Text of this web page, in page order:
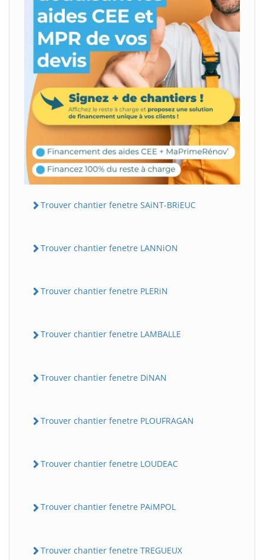
Trouver chantier fenetre SAiNT-BRiEUC
Trouver chantier fenetre LANNiON
Trouver chantier fenetre PLERiN
Trouver chantier fenetre LAMBALLE
Trouver chantier fenetre DiNAN
Trouver chantier fenetre PLOUFRAGAN
Trouver chantier fenetre LOUDEAC
Trouver chantier fenetre PAiMPOL
Trouver chantier fenetre TREGUEUX